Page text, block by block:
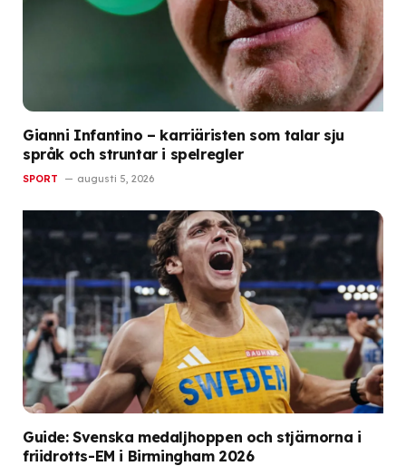
Gianni Infantino – karriäristen som talar sju
språk och struntar i spelregler
SPORT augusti 5, 2026
Guide: Svenska medaljhoppen och stjärnorna i
friidrotts-EM i Birmingham 2026